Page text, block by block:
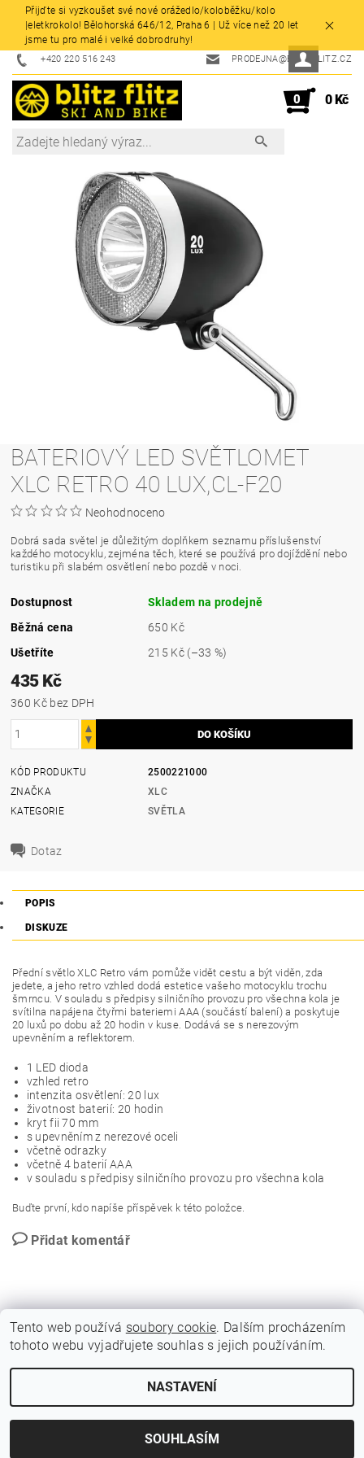
Přijďte si vyzkoušet své nové orážedlo/koloběžku/kolo
|eletkrokolo! Bělohorská 646/12, Praha 6 | Už více než 20 let
jsme tu pro malé i velké dobrodruhy!
+420 220 516 243 PRODEJNA@BLITZFLITZ.CZ
0 0 Kč
BATERIOVÝ LED SVĚTLOMET
XLC RETRO 40 LUX,CL-F20
Neohodnoceno
Dobrá sada světel je důležitým doplňkem seznamu příslušenství
každého motocyklu, zejména těch, které se používá pro dojíždění nebo
turistiku při slabém osvětlení nebo pozdě v noci.
Dostupnost
Skladem na prodejně
Běžná cena
650 Kč
Ušetříte
215 Kč (–33 %)
435 Kč
360 Kč bez DPH
KÓD PRODUKTU
2500221000
ZNAČKA
XLC
KATEGORIE
SVĚTLA
Dotaz
POPIS
DISKUZE
Přední světlo XLC Retro vám pomůže vidět cestu a být viděn, zda
jedete, a jeho retro vzhled dodá estetice vašeho motocyklu trochu
šmrncu. V souladu s předpisy silničního provozu pro všechna kola je
svítilna napájena čtyřmi bateriemi AAA (součástí balení) a poskytuje
20 luxů po dobu až 20 hodin v kuse. Dodává se s nerezovým
upevněním a reflektorem.
1 LED dioda
vzhled retro
intenzita osvětlení: 20 lux
životnost baterií: 20 hodin
kryt fii 70 mm
s upevněním z nerezové oceli
včetně odrazky
včetně 4 baterií AAA
v souladu s předpisy silničního provozu pro všechna kola
Buďte první, kdo napíše příspěvek k této položce.
Přidat komentář
2026 © BLITZ FLITZ ski and bike, všechna práva vyhrazena
Vytvořil Shoptet
Tento web používá soubory cookie. Dalším procházením
tohoto webu vyjadřujete souhlas s jejich používáním.
NASTAVENÍ
SOUHLASÍM